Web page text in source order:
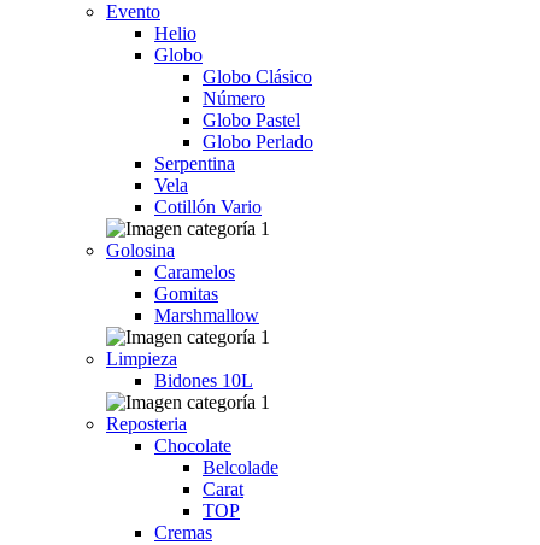
Evento
Helio
Globo
Globo Clásico
Número
Globo Pastel
Globo Perlado
Serpentina
Vela
Cotillón Vario
Golosina
Caramelos
Gomitas
Marshmallow
Limpieza
Bidones 10L
Reposteria
Chocolate
Belcolade
Carat
TOP
Cremas